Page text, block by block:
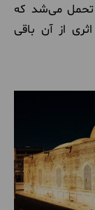
تحمل می‌شد که
از آن باقی